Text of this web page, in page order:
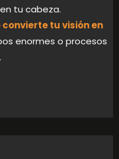
tu cabeza.
tu visión en
enormes o procesos